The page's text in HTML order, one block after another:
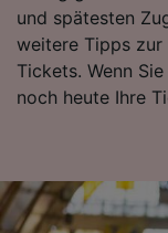
und spätesten
weitere Tipps zur
Tickets. Wenn
noch heute Ihre
Folgendes
Verwendung
aktiv
Inhalten,
Entwicklung
Angeboten.